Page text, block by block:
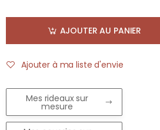
AJOUTER AU PANIER
Ajouter à ma liste d'envie
Mes rideaux sur
mesure